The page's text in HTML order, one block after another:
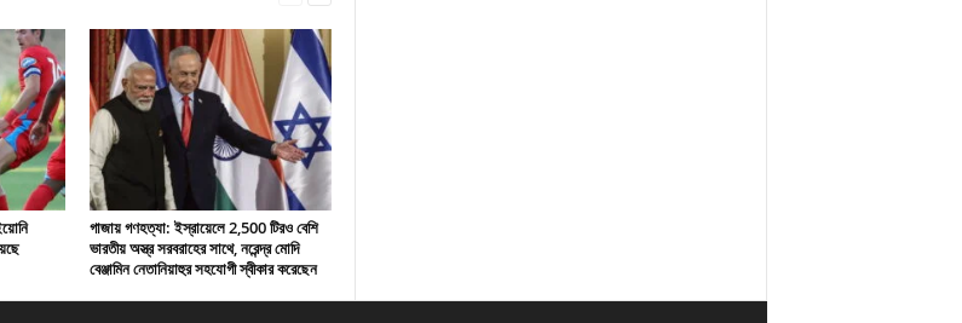
গাজায় গণহত্যা: ইস্রায়েলে 2,500 টিরও বেশি
ভারতীয় অস্ত্র সরবরাহের সাথে, নরেন্দ্র মোদি
বেঞ্জামিন নেতানিয়াহুর সহযোগী স্বীকার করেছেন